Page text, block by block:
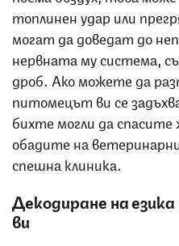
топлинен удар или
могат да доведат до
нервната му система,
дроб. Ако можете да
питомецът ви се
бихте могли да
обадите на
спешна клиника.
Декодиране на
ви